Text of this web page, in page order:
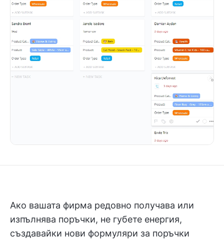
Ако вашата фирма редовно получава или
изпълнява поръчки, не губете енергия,
създавайки нови формуляри за поръчки